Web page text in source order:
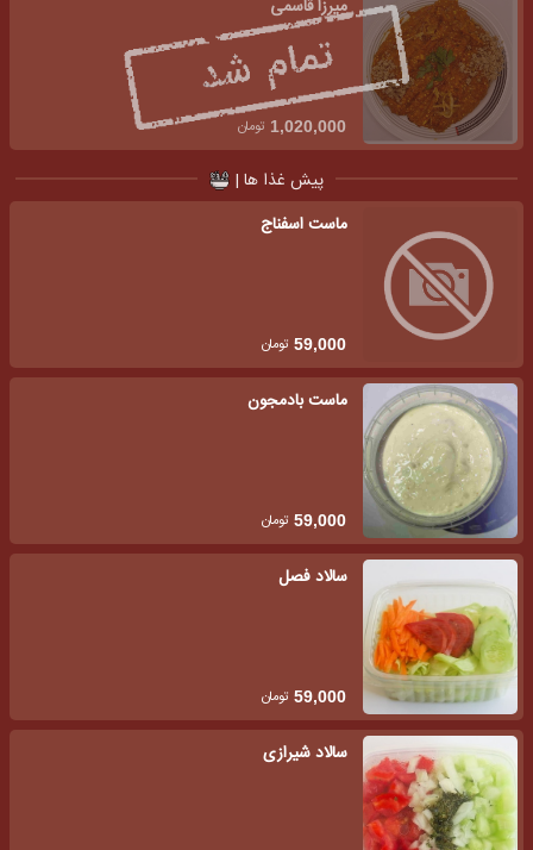
میرزا قاسمی
1,020,000 تومان
پیش غذا ها |
ماست اسفناج
59,000 تومان
ماست بادمجون
59,000 تومان
سالاد فصل
59,000 تومان
سالاد شیرازی